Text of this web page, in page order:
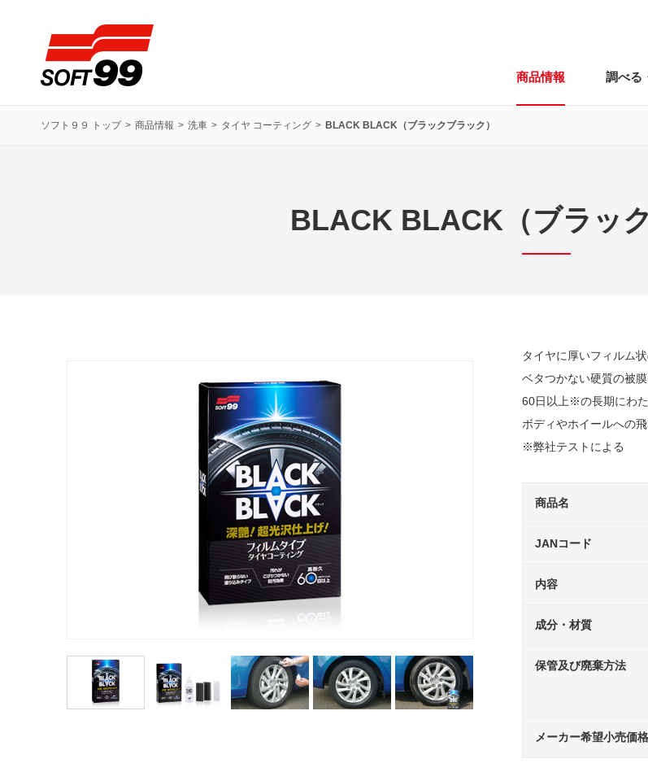
商品情報 調べる
ソフト９９ トップ 商品情報 洗車 タイヤ コーティング BLACK BLACK（ブラックブラック）
BLACK BLACK（ブラッ
タイヤに厚いフィルム
ベタつかない硬質の被
60日以上※の長期にわた
ボディやホイールへの
※弊社テストによる
商品名
JANコード
内容
成分・材質
保管及び廃棄方法
メーカー希望小売価格